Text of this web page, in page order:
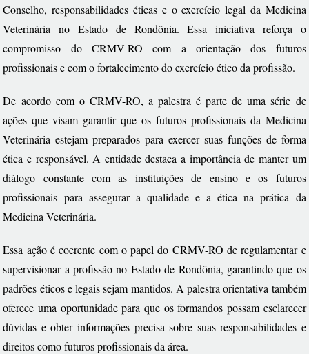
Conselho, responsabilidades éticas e o exercício legal da Medicina
Veterinária no Estado de Rondônia. Essa iniciativa reforça o
compromisso do CRMV-RO com a orientação dos futuros
profissionais e com o fortalecimento do exercício ético da profissão.
De acordo com o CRMV-RO, a palestra é parte de uma série de
ações que visam garantir que os futuros profissionais da Medicina
Veterinária estejam preparados para exercer suas funções de forma
ética e responsável. A entidade destaca a importância de manter um
diálogo constante com as instituições de ensino e os futuros
profissionais para assegurar a qualidade e a ética na prática da
Medicina Veterinária.
Essa ação é coerente com o papel do CRMV-RO de regulamentar e
supervisionar a profissão no Estado de Rondônia, garantindo que os
padrões éticos e legais sejam mantidos. A palestra orientativa também
oferece uma oportunidade para que os formandos possam esclarecer
dúvidas e obter informações precisa sobre suas responsabilidades e
direitos como futuros profissionais da área.